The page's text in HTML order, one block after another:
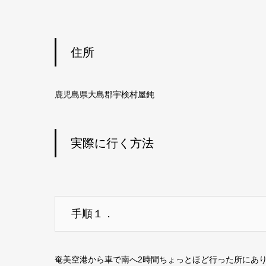
住所
鹿児島県大島郡宇検村屋鈍
実際に行く方法
手順１．
奄美空港から車で南へ2時間ちょっとほど行った所にあ